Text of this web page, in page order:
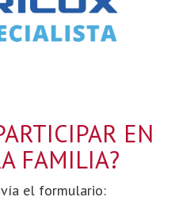
EN
FAMILIA?
el formulario: